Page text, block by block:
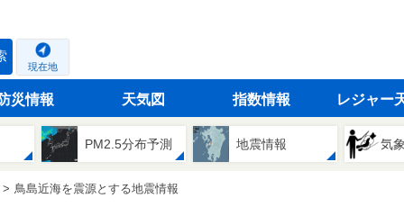
現在地
災情報 天気図 指数情報 レジャー
PM2.5分布予測 地震情報 気
鳥島近海を震源とする地震情報